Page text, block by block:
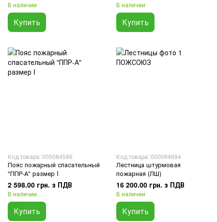
В наличии
Купить
В наличии
Купить
Код товара: 000084586
Пояс пожарный спасательный
"ППР-А" размер I
2 598.00 грн. з ПДВ
В наличии
Купить
Код товара: 000084694
Лестница штурмовая
пожарная (ЛШ)
16 200.00 грн. з ПДВ
В наличии
Купить